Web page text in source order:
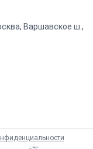
Варшавское ш.,